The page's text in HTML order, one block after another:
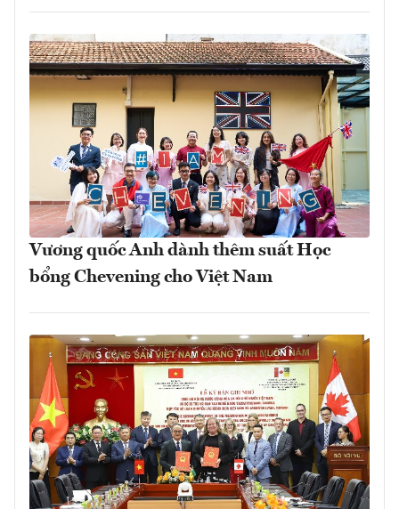
Vương quốc Anh dành thêm suất Học
bổng Chevening cho Việt Nam